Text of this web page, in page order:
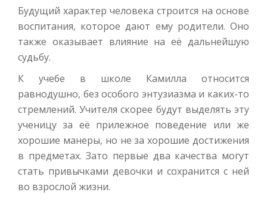
Будущий характер человека строится на основе
воспитания, которое дают ему родители. Оно
также оказывает влияние на её дальнейшую
судьбу.
К учебе в школе Камилла относится
равнодушно, без особого энтузиазма и каких-то
стремлений. Учителя скорее будут выделять эту
ученицу за её прилежное поведение или же
хорошие манеры, но не за хорошие достижения
в предметах. Зато первые два качества могут
стать привычками девочки и сохранится с ней
во взрослой жизни.